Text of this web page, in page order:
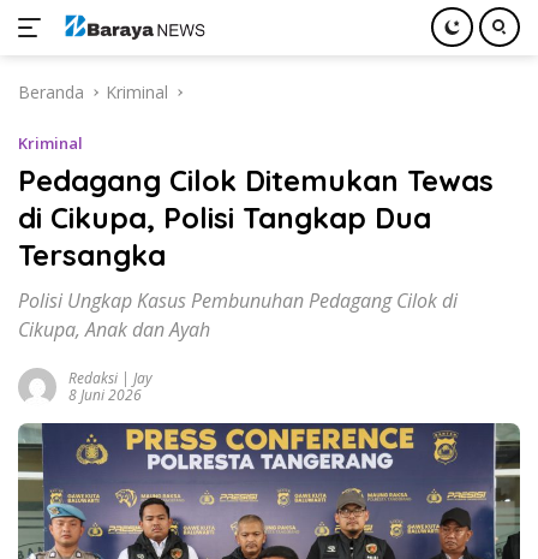
Beranda Kriminal
Kriminal
Pedagang Cilok Ditemukan Tewas
di Cikupa, Polisi Tangkap Dua
Tersangka
Polisi Ungkap Kasus Pembunuhan Pedagang Cilok di
Cikupa, Anak dan Ayah
Redaksi | Jay
8 Juni 2026